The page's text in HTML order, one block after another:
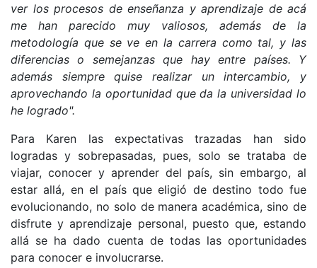
ver los procesos de enseñanza y aprendizaje de acá
me han parecido muy valiosos, además de la
metodología que se ve en la carrera como tal, y las
diferencias o semejanzas que hay entre países. Y
además siempre quise realizar un intercambio, y
aprovechando la oportunidad que da la universidad lo
he logrado".
Para Karen las expectativas trazadas han sido
logradas y sobrepasadas, pues, solo se trataba de
viajar, conocer y aprender del país, sin embargo, al
estar allá, en el país que eligió de destino todo fue
evolucionando, no solo de manera académica, sino de
disfrute y aprendizaje personal, puesto que, estando
allá se ha dado cuenta de todas las oportunidades
para conocer e involucrarse.